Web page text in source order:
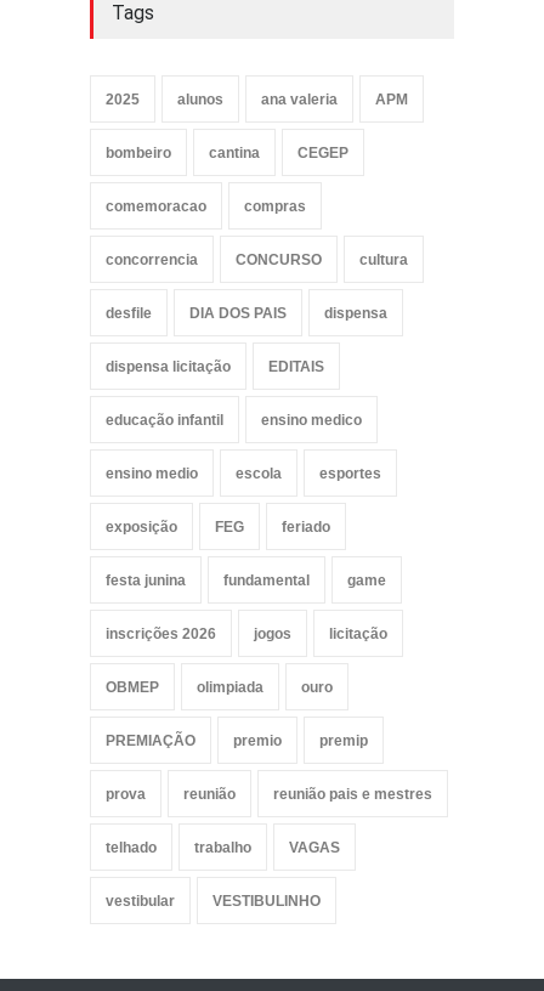
Tags
2025 alunos ana valeria APM
bombeiro cantina CEGEP
comemoracao compras
concorrencia CONCURSO cultura
desfile DIA DOS PAIS dispensa
dispensa licitação EDITAIS
educação infantil ensino medico
ensino medio escola esportes
exposição FEG feriado
festa junina fundamental game
inscrições 2026 jogos licitação
OBMEP olimpiada ouro
PREMIAÇÃO premio premip
prova reunião reunião pais e mestres
telhado trabalho VAGAS
vestibular VESTIBULINHO